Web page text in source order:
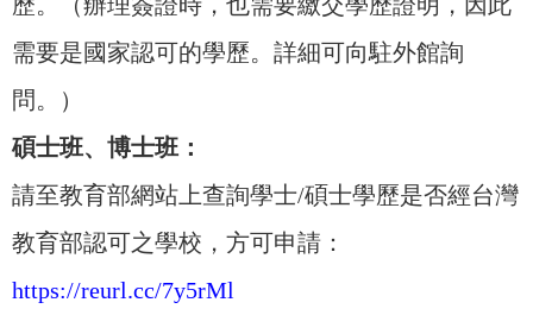
需要是國家認可的學歷。詳細可向駐外館詢
問。）
碩士班、博士班：
請至教育部網站上查詢學士/碩士學歷是否經台灣
教育部認可之學校，方可申請：
https://reurl.cc/7y5rMl